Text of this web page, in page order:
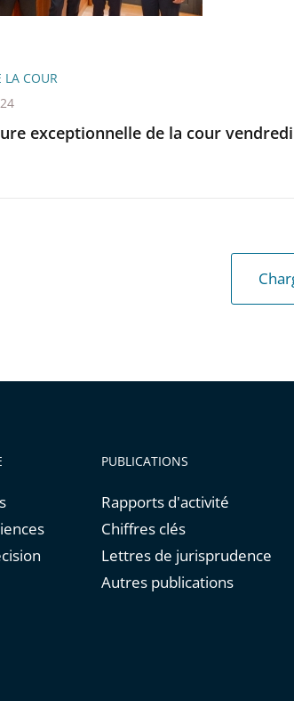
exceptionnelle de la cour
LA COUR
PUBLICATIONS
Rapports d'activité
Chiffres clés
Lettres de jurisprudence
Autres publications